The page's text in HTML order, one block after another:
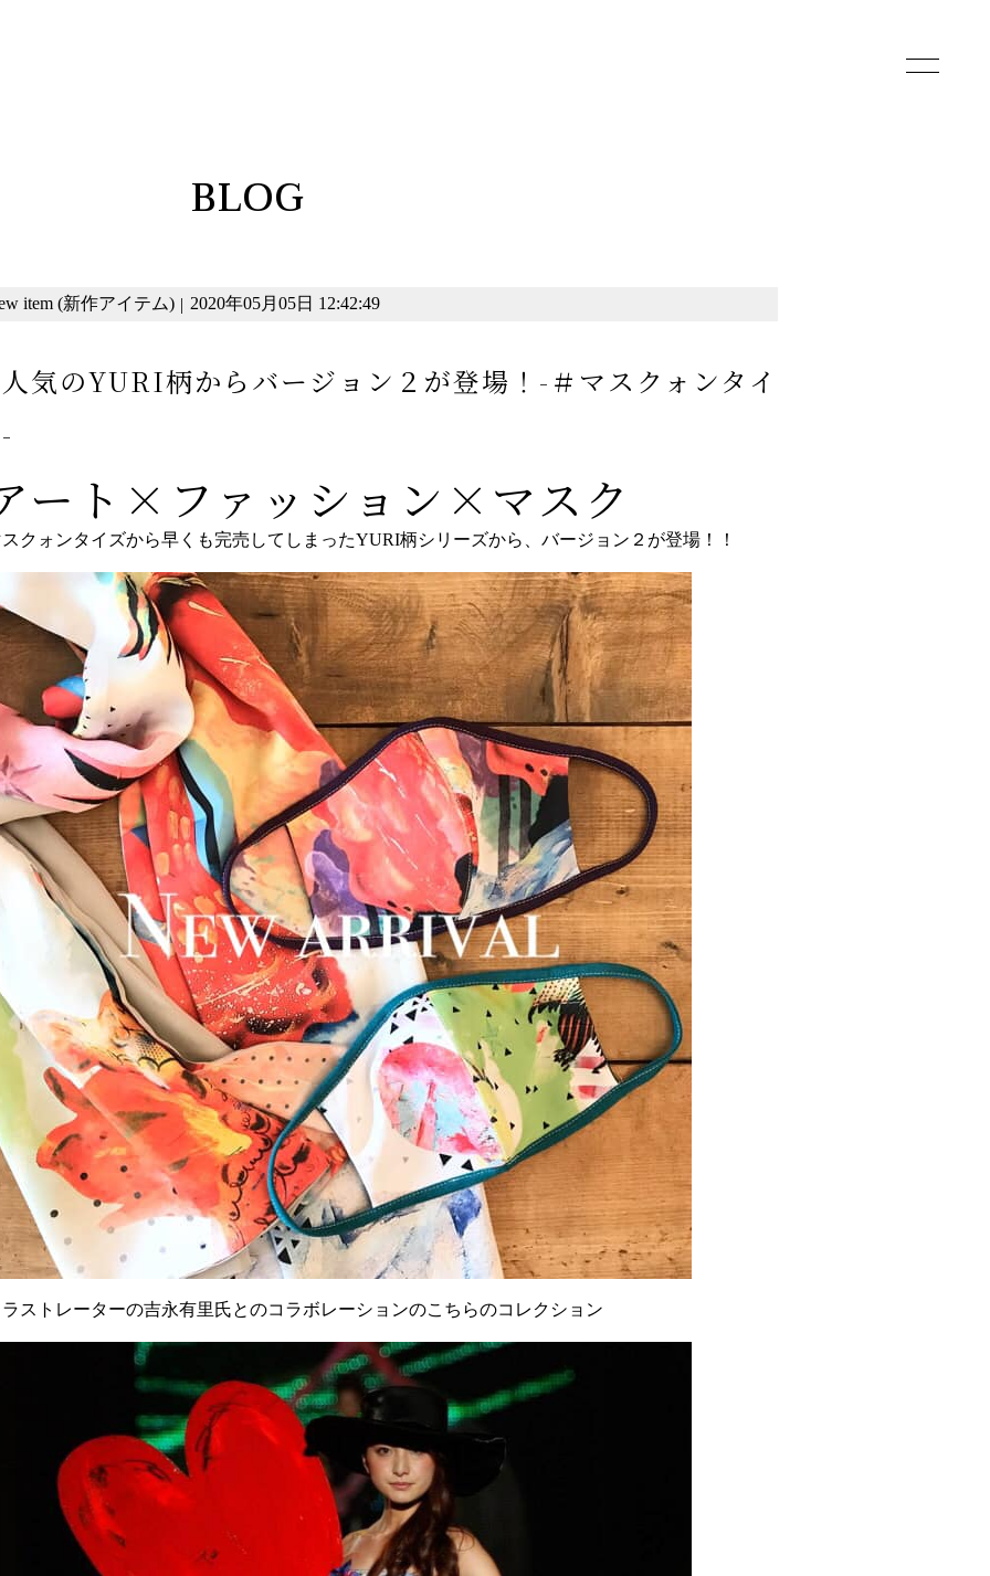
BLOG
item (新作アイテム) | 2020年05月05日 12:42:49
気のYURI柄からバージョン２が登場！-＃マスクォンタイ
ート×ファッション×マスク
クォンタイズから早くも完売してしまったYURI柄シリーズから、バージョン２が登場！！
ストレーターの吉永有里氏とのコラボレーションのこちらのコレクション